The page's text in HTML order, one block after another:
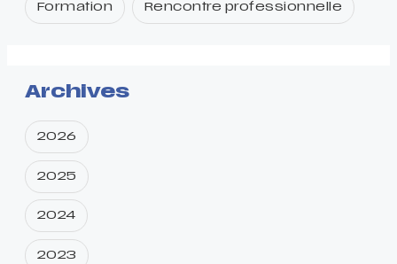
Formation Rencontre professionnelle
Archives
2026
2025
2024
2023